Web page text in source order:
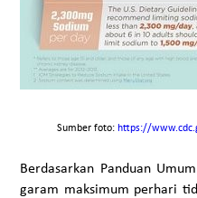
Sumber foto: https://
Berdasarkan Panduan
garam maksimum perhari